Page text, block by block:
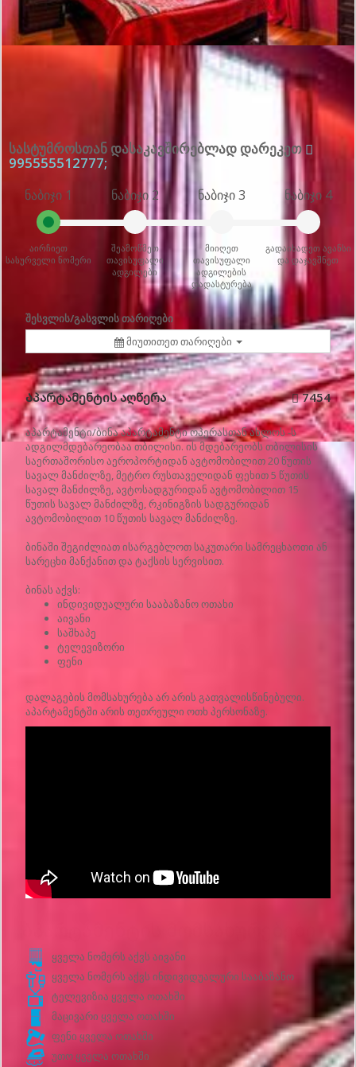
სასტუმროსთან დასაკავშირებლად დარეკეთ
995555512777;
ნაბიჯი 1
აირჩიეთ
სასურველი ნომერი
ნაბიჯი 2
შეამოწმეთ
თავისუფალი
ადგილები
ნაბიჯი 3
მიიღეთ
თავისუფალი
ადგილების
დადასტურება
ნაბიჯი 4
გადაიხადეთ ავანსი
და დაჯავშნეთ
შესვლის/გასვლის თარიღები
მიუთითეთ თარიღები
Აპარტამენტის აღწერა 7454
აპარტამენტი/ბინა აპარტამენტი ოპერასთან ახლოს -ს
ადგილმდებარეობაა თბილისი. ის მდებარეობს თბილისის
საერთაშორისო აეროპორტიდან ავტომობილით 20 წუთის
სავალ მანძილზე, მეტრო რუსთაველიდან ფეხით 5 წუთის
სავალ მანძილზე, ავტოსადგურიდან ავტომობილით 15
წუთის სავალ მანძილზე, რკინიგზის სადგურიდან
ავტომობილით 10 წუთის სავალ მანძილზე.
ბინაში შეგიძლიათ ისარგებლოთ საკუთარი სამრეცხაოთი ან
სარეცხი მანქანით და ტაქსის სერვისით.
ბინას აქვს:
ინდივიდუალური სააბაზანო ოთახი
აივანი
საშხაპე
ტელევიზორი
ფენი
დალაგების მომსახურება არ არის გათვალისწინებული.
აპარტამენტში არის თეთრეული ოთხ პერსონაზე.
ყველა ნომერს აქვს აივანი
ყველა ნომერს აქვს ინდივიდუალური სააბაზანო
ტელევიზია ყველა ოთახში
მაცივარი ყველა ოთახში
ფენი ყველა ოთახში
უთო ყველა ოთახში